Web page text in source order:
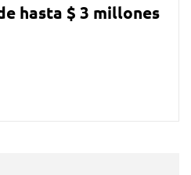
hasta $ 3 millones